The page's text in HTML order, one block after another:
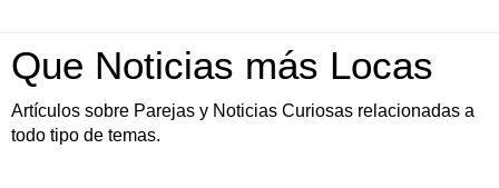
Que Noticias más Locas
Artículos sobre Parejas y Noticias Curiosas relacionadas a
todo tipo de temas.